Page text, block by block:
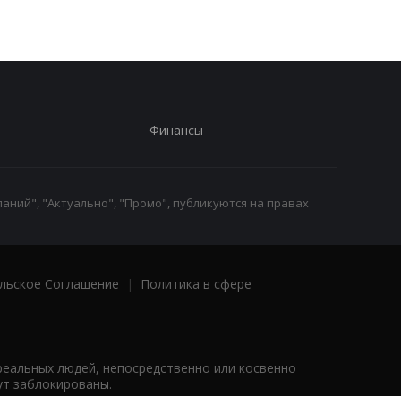
Финансы
"Актуально", "Промо", публикуются на правах
Соглашение |
Политика в сфере
людей, непосредственно или косвенно
заблокированы.